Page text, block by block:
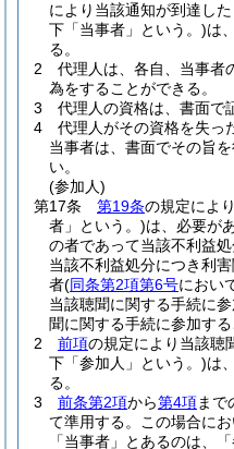
により当該通知が到達し
下「当事者」という。)は
る。
2
代理人は、各自、当事者
為をすることができる。
3
代理人の資格は、書面で
4
代理人がその資格を失っ
当事者は、書面でその旨
い。
(参加人)
第17条
第19条の規定によ
者」という。)は、必要が
の者であって当該不利益
当該不利益処分につき利
者(同条第2項第6号におい
当該聴聞に関する手続に
聞に関する手続に参加す
2
前項の規定により当該聴
下「参加人」という。)は
る。
3
前条第2項から第4項まで
て準用する。
この場合にお
「当事者」とあるのは、